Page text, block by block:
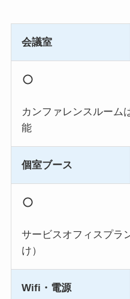
会議室
カンファレンスルーム
能
個室ブース
サービスオフィスプラ
け）
Wifi・電源